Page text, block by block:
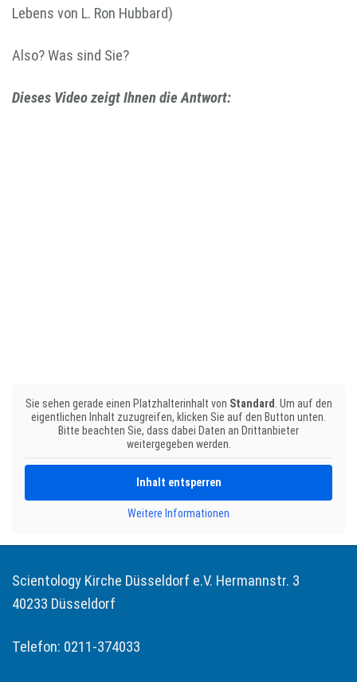
Lebens von L. Ron Hubbard)
Also? Was sind Sie?
Dieses Video zeigt Ihnen die Antwort:
Sie sehen gerade einen Platzhalterinhalt von Standard . Um auf den
eigentlichen Inhalt zuzugreifen, klicken Sie auf den Button unten.
Bitte beachten Sie, dass dabei Daten an Drittanbieter
weitergegeben werden.
Inhalt entsperren
Weitere Informationen
Scientology Kirche Düsseldorf e.V. Hermannstr. 3
40233 Düsseldorf
Telefon: 0211-374033